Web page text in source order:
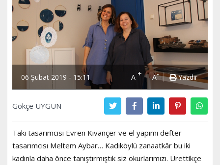
06 Şubat 2019 - 15:11 A + A- Yazdır
Gökçe UYGUN
Takı tasarımcısı Evren Kıvançer ve el yapımı defter
tasarımcısı Meltem Aybar… Kadıköylü zanaatkâr bu iki
kadınla daha önce tanıştırmıştık siz okurlarımızı. Ürettikçe